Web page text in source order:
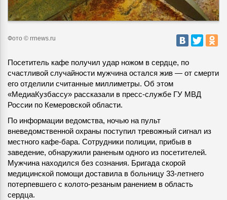
Фото © rrnews.ru
Посетитель кафе получил удар ножом в сердце, по
счастливой случайности мужчина остался жив — от смерти
его отделили считанные миллиметры. Об этом
«МедиаКузбассу» рассказали в пресс-службе ГУ МВД
России по Кемеровской области.
По информации ведомства, ночью на пульт
вневедомственной охраны поступил тревожный сигнал из
местного кафе-бара. Сотрудники полиции, прибыв в
заведение, обнаружили раненым одного из посетителей.
Мужчина находился без сознания. Бригада скорой
медицинской помощи доставила в больницу 33-летнего
потерпевшего с колото-резаным ранением в область
сердца.